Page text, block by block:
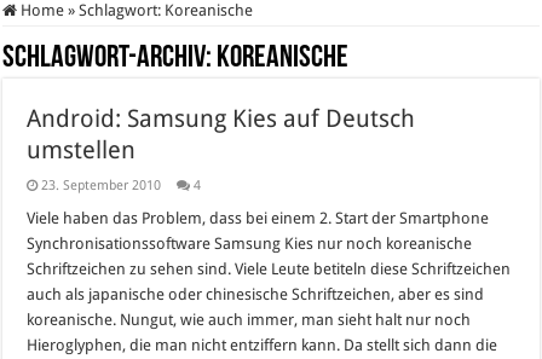
Home » Schlagwort: Koreanische
Schlagwort-Archiv: Koreanische
Android: Samsung Kies auf Deutsch
umstellen
23. September 2010 4
Viele haben das Problem, dass bei einem 2. Start der Smartphone
Synchronisationssoftware Samsung Kies nur noch koreanische
Schriftzeichen zu sehen sind. Viele Leute betiteln diese Schriftzeichen
auch als japanische oder chinesische Schriftzeichen, aber es sind
koreanische. Nungut, wie auch immer, man sieht halt nur noch
Hieroglyphen, die man nicht entziffern kann. Da stellt sich dann die